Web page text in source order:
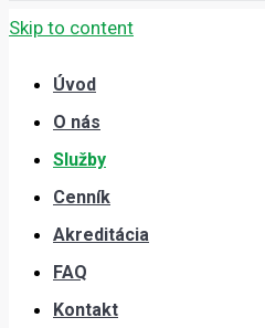
Skip to content
Úvod
O nás
Služby
Cenník
Akreditácia
FAQ
Kontakt